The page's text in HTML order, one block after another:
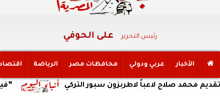
رئيس التحرير على الحوفي
الأخبار عربي ودولي محافظات مصر الرياضة
”فيفا” يهنئ لاعباً لاطربزون سبور التركي